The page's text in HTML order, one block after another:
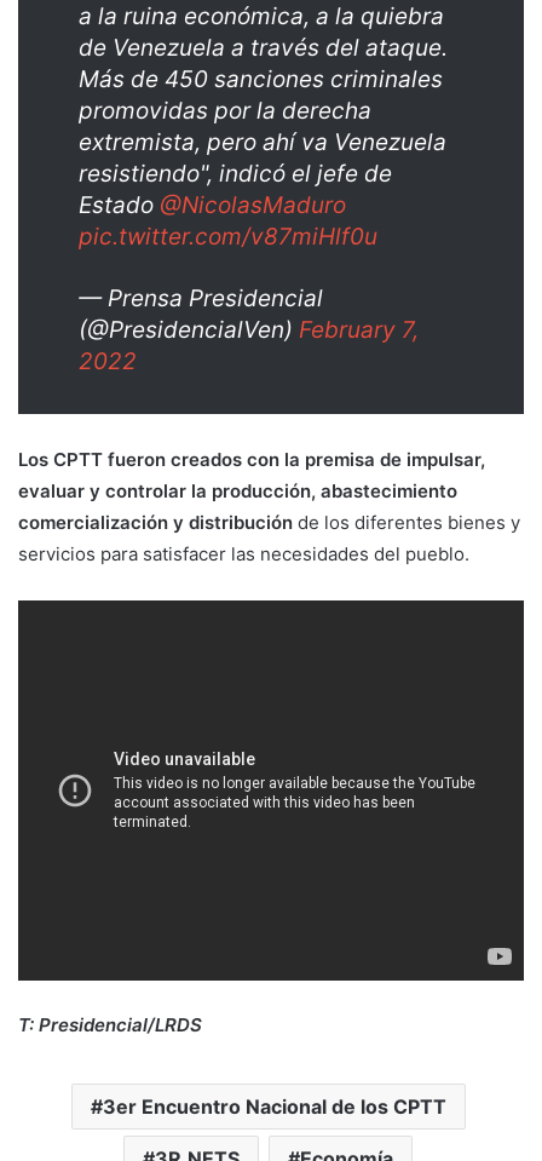
a la ruina económica, a la quiebra
de Venezuela a través del ataque.
Más de 450 sanciones criminales
promovidas por la derecha
extremista, pero ahí va Venezuela
resistiendo", indicó el jefe de
Estado @NicolasMaduro
pic.twitter.com/v87miHlf0u
— Prensa Presidencial
(@PresidencialVen) February 7,
2022
Los CPTT fueron creados con la premisa de impulsar,
evaluar y controlar la producción, abastecimiento
comercialización y distribución de los diferentes bienes y
servicios para satisfacer las necesidades del pueblo.
T: Presidencial/LRDS
3er Encuentro Nacional de los CPTT